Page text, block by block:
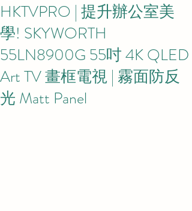
HKTVPRO | 提升辦公室美
學! SKYWORTH
55LN8900G 55吋 4K QLED
Art TV 畫框電視 | 霧面防反
光 Matt Panel